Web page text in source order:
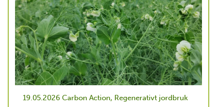
19.05.2026 Carbon Action, Regenerativt jordbruk